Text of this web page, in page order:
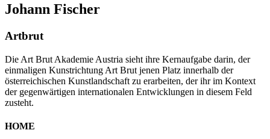
Johann Fischer
Artbrut
Die Art Brut Akademie Austria sieht ihre Kernaufgabe darin, der
einmaligen Kunstrichtung Art Brut jenen Platz innerhalb der
österreichischen Kunstlandschaft zu erarbeiten, der ihr im Kontext
der gegenwärtigen internationalen Entwicklungen in diesem Feld
zusteht.
HOME